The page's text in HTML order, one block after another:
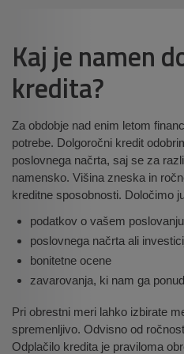
Kaj je namen
kredita?
Za obdobje nad enim letom
potrebe. Dolgoročni kredit
poslovnega načrta, saj se za
namensko. Višina zneska in
kreditne sposobnosti. Določimo
podatkov o vašem poslovanju
poslovnega načrta ali
bonitetne ocene
zavarovanja, ki nam ga
Pri obrestni meri lahko izbirate
spremenljivo. Odvisno od
Odplačilo kredita je praviloma